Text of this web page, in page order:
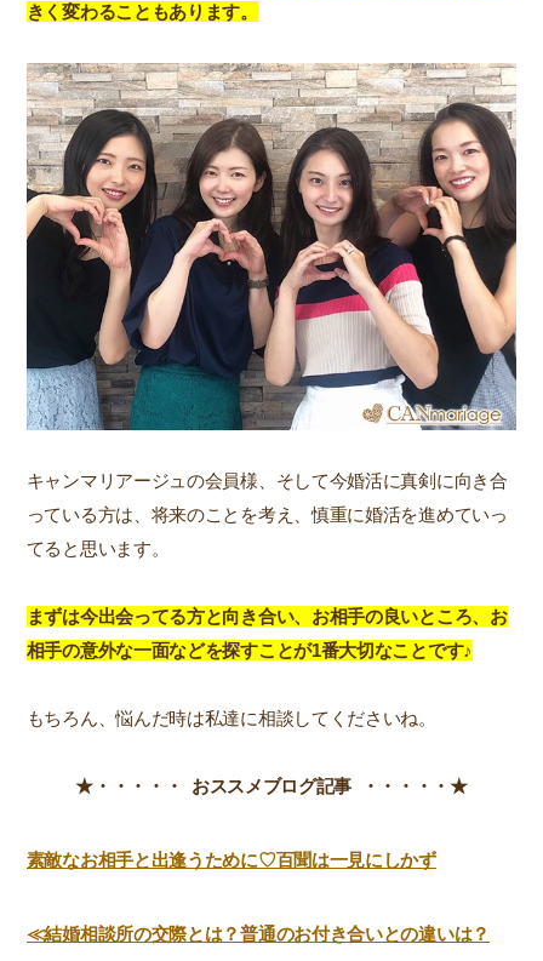
きく変わることもあります。
キャンマリアージュの会員様、そして今婚活に真剣に向き合
っている方は、将来のことを考え、慎重に婚活を進めていっ
てると思います。
まずは今出会ってる方と向き合い、お相手の良いところ、お
相手の意外な一面などを探すことが1番大切なことです♪
もちろん、悩んだ時は私達に相談してくださいね。
★・・・・・ おススメブログ記事 ・・・・・★
素敵なお相手と出逢うために♡百聞は一見にしかず
≪結婚相談所の交際とは？普通のお付き合いとの違いは？